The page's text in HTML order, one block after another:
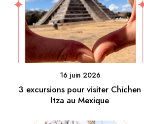
16 juin 2026
3 excursions pour visiter Chichen
Itza au Mexique